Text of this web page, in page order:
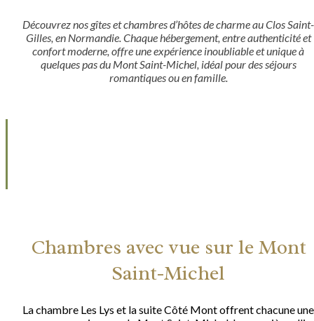
Découvrez nos gîtes et chambres d’hôtes de charme au Clos Saint-
Gilles, en Normandie. Chaque hébergement, entre authenticité et
confort moderne, offre une expérience inoubliable et unique à
quelques pas du Mont Saint-Michel, idéal pour des séjours
romantiques ou en famille.
Chambres avec vue sur le Mont
Saint-Michel
La chambre Les Lys et la suite Côté Mont offrent chacune une